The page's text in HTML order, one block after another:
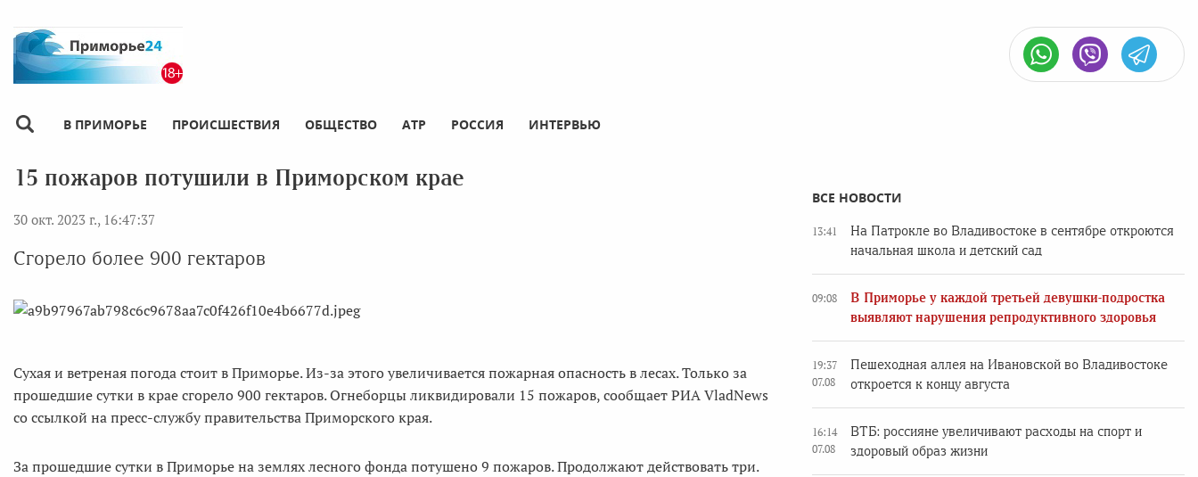
В ПРИМОРЬЕ ПРОИСШЕСТВИЯ ОБЩЕСТВО АТР РОССИЯ ИНТЕРВЬЮ
15 пожаров потушили в Приморском крае
30 окт. 2023 г., 16:47:37
Сгорело более 900 гектаров
Сухая и ветреная погода стоит в Приморье. Из-за этого увеличивается пожарная опасность в лесах. Только за
прошедшие сутки в крае сгорело 900 гектаров. Огнеборцы ликвидировали 15 пожаров, сообщает РИА VladNews
со ссылкой на пресс-службу правительства Приморского края.
За прошедшие сутки в Приморье на землях лесного фонда потушено 9 пожаров. Продолжают действовать три.
ВСЕ НОВОСТИ
13:41
На Патрокле во Владивостоке в сентябре откроются
начальная школа и детский сад
09:08
В Приморье у каждой третьей девушки-подростка
выявляют нарушения репродуктивного здоровья
19:37
07.08
Пешеходная аллея на Ивановской во Владивостоке
откроется к концу августа
16:14
07.08
ВТБ: россияне увеличивают расходы на спорт и
здоровый образ жизни